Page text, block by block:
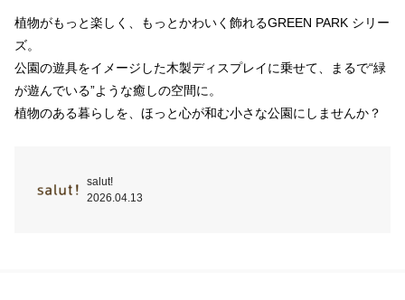
植物がもっと楽しく、もっとかわいく飾れるGREEN PARK シリー
ズ。
公園の遊具をイメージした木製ディスプレイに乗せて、まるで“緑
が遊んでいる”ような癒しの空間に。
植物のある暮らしを、ほっと心が和む小さな公園にしませんか？
salut!
2026.04.13